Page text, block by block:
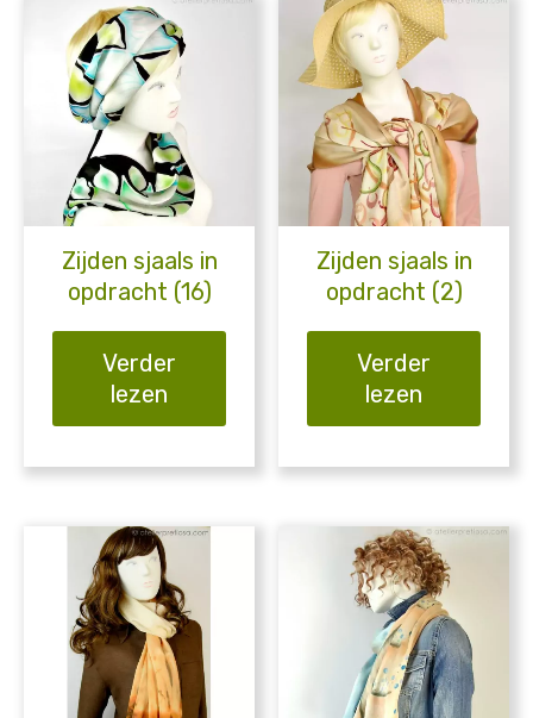
Zijden sjaals in
opdracht (16)
Verder
lezen
Zijden sjaals in
opdracht (2)
Verder
lezen